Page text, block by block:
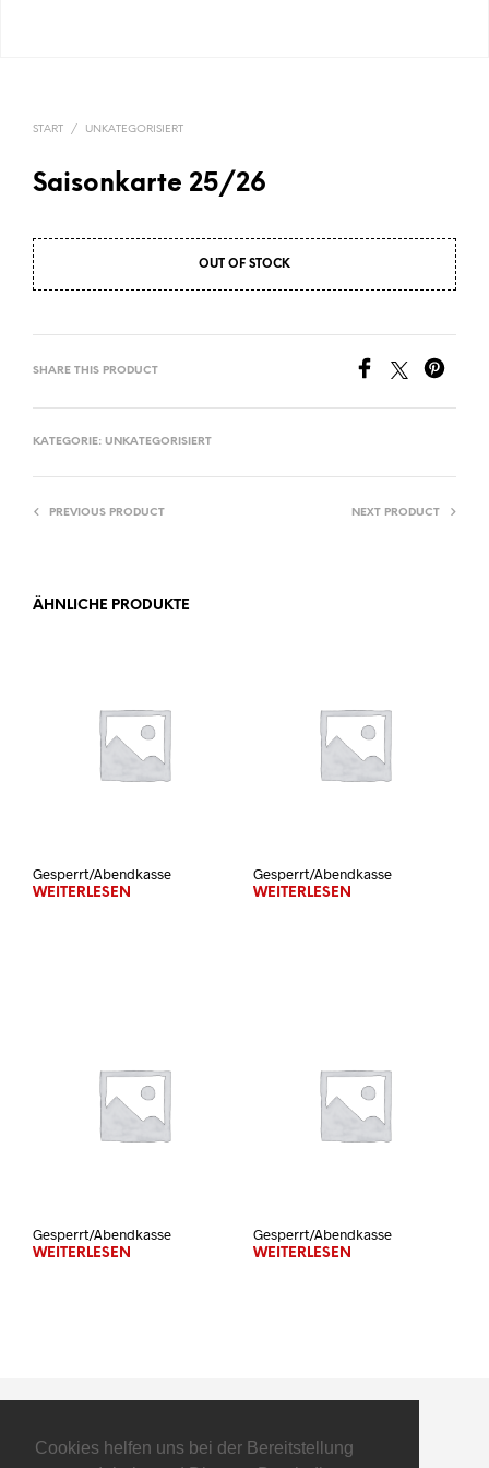
Cookies helfen uns bei der Bereitstellung
START / UNKATEGORISIERT
Saisonkarte 25/26
OUT OF STOCK
SHARE THIS PRODUCT
KATEGORIE: UNKATEGORISIERT
PREVIOUS PRODUCT NEXT PRODUCT
ÄHNLICHE PRODUKTE
Gesperrt/Abendkasse
WEITERLESEN
Gesperrt/Abendkasse
WEITERLESEN
Gesperrt/Abendkasse
WEITERLESEN
Gesperrt/Abendkasse
WEITERLESEN